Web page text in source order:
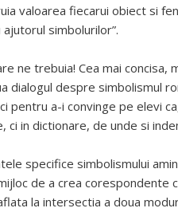
valoarea fiecarui obiect si
simbolurilor”.
ne trebuia! Cea mai concisa,
dialogul despre simbolismul
pentru a-i convinge pe elevi
ci in dictionare, de unde si
specifice simbolismului
de a crea corespondente
la intersectia a doua